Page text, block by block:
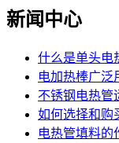
新闻中心
什么是单头电
电加热棒广泛
不锈钢电热管
如何选择和购
电热管填料的